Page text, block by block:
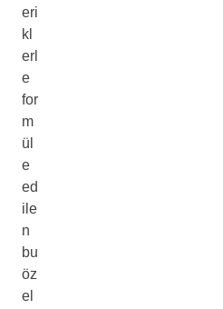
eri
kl
erl
e
for
m
ül
e
ed
ile
n
bu
öz
el